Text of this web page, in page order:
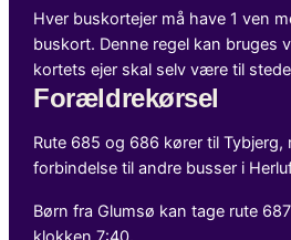
Hver buskortejer må have 1 ven
buskort. Denne regel kan bruges
kortets ejer skal selv være til
Forældrekørsel
Rute 685 og 686 kører til Tybjerg,
forbindelse til andre busser i
Børn fra Glumsø kan tage rute